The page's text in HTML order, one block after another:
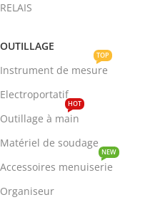
RELAIS
OUTILLAGE
Instrument de mesure
TOP
Electroportatif
Outillage à main
HOT
Matériel de soudage
Accessoires menuiserie
NEW
Organiseur